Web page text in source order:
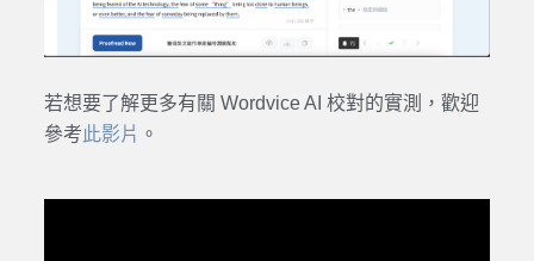
若想要了解更多有關 Wordvice AI 校對的實測，歡迎
參考此影片 。